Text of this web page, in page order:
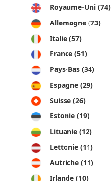
Royaume-Uni (74)
Allemagne (73)
Italie (57)
France (51)
Pays-Bas (34)
Espagne (29)
Suisse (26)
Estonie (19)
Lituanie (12)
Lettonie (11)
Autriche (11)
Irlande (10)